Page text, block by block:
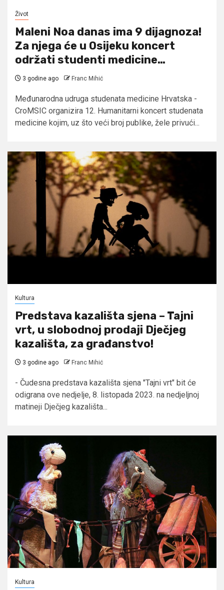
Život
Maleni Noa danas ima 9 dijagnoza!
Za njega će u Osijeku koncert
održati studenti medicine…
3 godine ago Franc Mihić
Međunarodna udruga studenata medicine Hrvatska -
CroMSIC organizira 12. Humanitarni koncert studenata
medicine kojim, uz što veći broj publike, žele privući...
Kultura
Predstava kazališta sjena – Tajni
vrt, u slobodnoj prodaji Dječjeg
kazališta, za građanstvo!
3 godine ago Franc Mihić
- Čudesna predstava kazališta sjena "Tajni vrt" bit će
odigrana ove nedjelje, 8. listopada 2023. na nedjeljnoj
matineji Dječjeg kazališta...
Kultura